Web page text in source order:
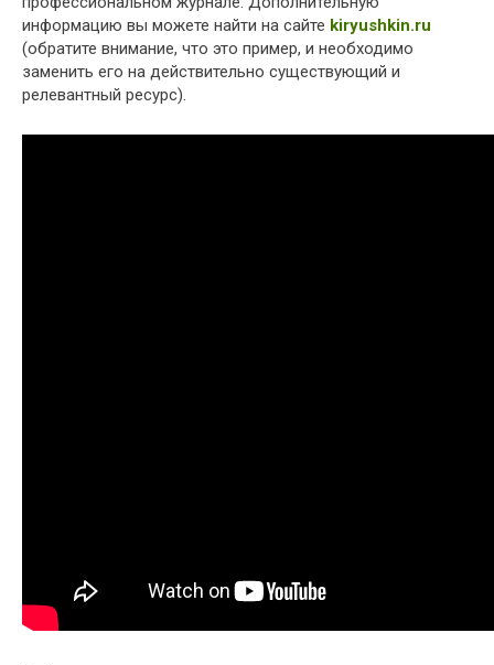
информацию вы можете найти на сайте kiryushkin.ru
(обратите внимание, что это пример, и необходимо
заменить его на действительно существующий и
релевантный ресурс).